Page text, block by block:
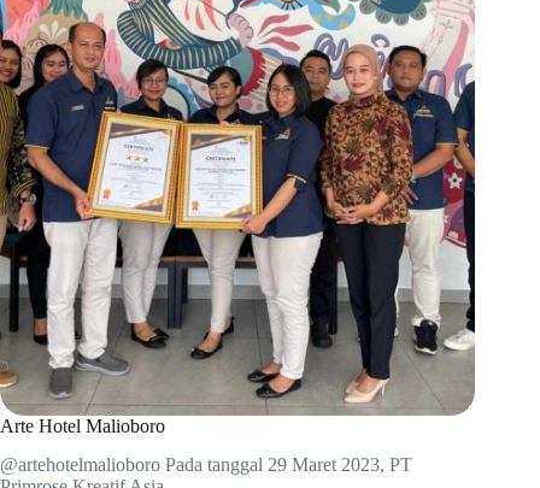
Arte Hotel Malioboro
@artehotelmalioboro Pada tanggal 29 Maret 2023, PT